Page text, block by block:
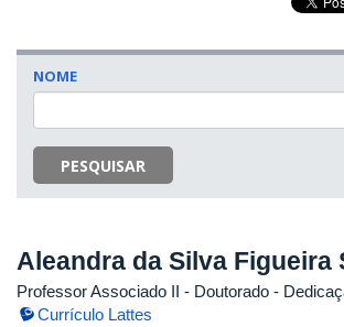
NOME
PESQUISAR
Aleandra da Silva Figueira
Professor Associado II - Doutorado -
Currículo Lattes